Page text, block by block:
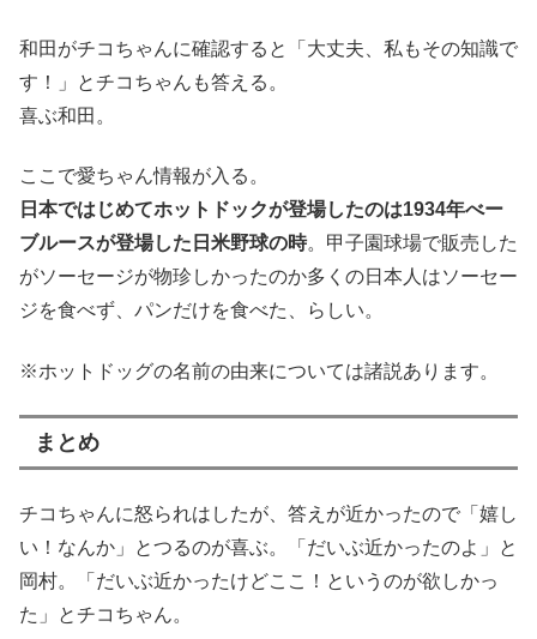
和田がチコちゃんに確認すると「大丈夫、私もその知識で
す！」とチコちゃんも答える。
喜ぶ和田。
ここで愛ちゃん情報が入る。
日本ではじめてホットドックが登場したのは1934年べー
ブルースが登場した日米野球の時。甲子園球場で販売した
がソーセージが物珍しかったのか多くの日本人はソーセー
ジを食べず、パンだけを食べた、らしい。
※ホットドッグの名前の由来については諸説あります。
まとめ
チコちゃんに怒られはしたが、答えが近かったので「嬉し
い！なんか」とつるのが喜ぶ。「だいぶ近かったのよ」と
岡村。「だいぶ近かったけどここ！というのが欲しかっ
た」とチコちゃん。